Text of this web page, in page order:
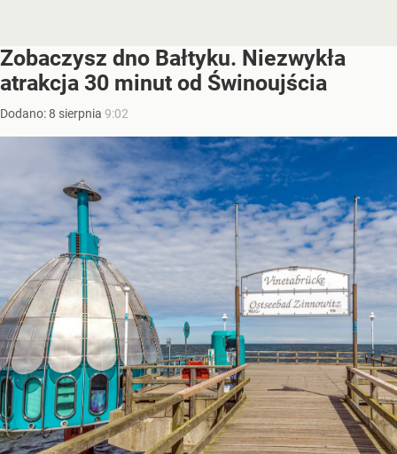
Zobaczysz dno Bałtyku. Niezwykła
atrakcja 30 minut od Świnoujścia
Dodano:8 sierpnia 9:02